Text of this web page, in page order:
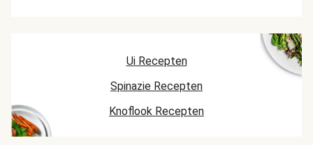
Ui Recepten
Spinazie Recepten
Knoflook Recepten